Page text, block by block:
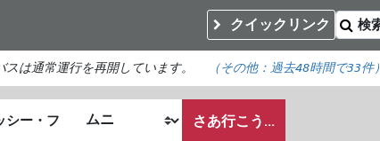
クイックリンク
は通常運行を再開しています。 （その他： 過去48時間で33件）
さあ行こう...